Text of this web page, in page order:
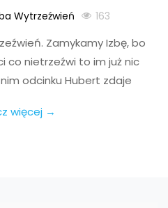
Wytrzeźwień 163
Zamykamy Izbę, bo
co nietrzeźwi to im już nic
odcinku Hubert zdaje
więcej →